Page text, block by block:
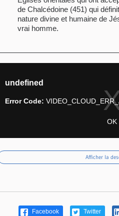
de Chalcédoine (451) qui
nature divine et humaine de
vrai homme.
Afficher la
Facebook Twitter